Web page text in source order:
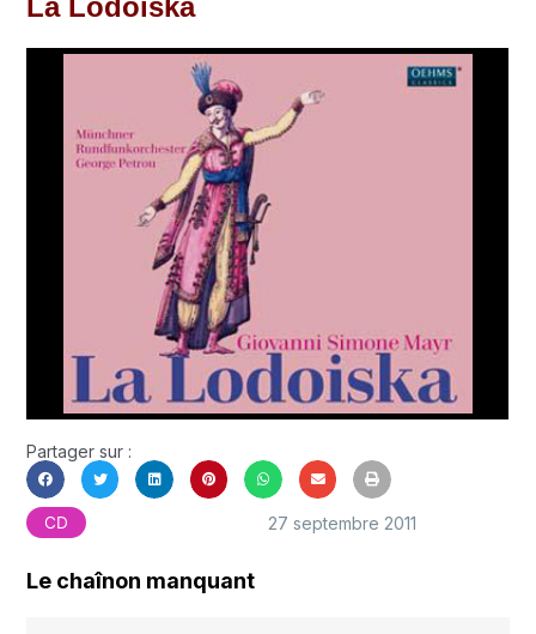
La Lodoiska
Partager sur :
CD 27 septembre 2011
Le chaînon manquant